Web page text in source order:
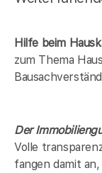
Hilfe beim
zum Thema
Der
Volle
fangen damit